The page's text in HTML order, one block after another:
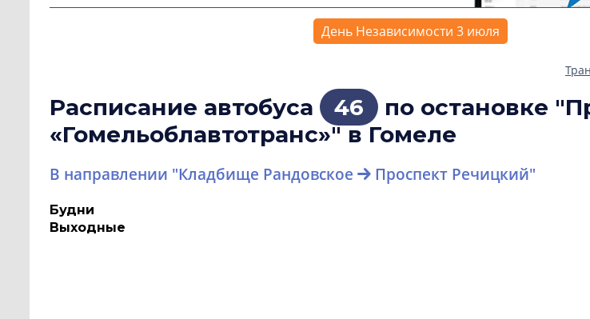
День Независимости 3 июля
Расписание автобуса 46
по остановке
«Гомельоблавтотранс»" в Гомеле
В направлении "Кладбище Рандовское Проспект Речицкий"
Будни
Выходные